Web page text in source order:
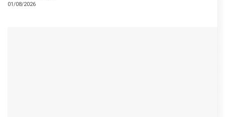
01/08/2026